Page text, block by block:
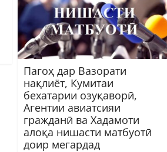
Пагоҳ дар Вазорати
нақлиёт, Кумитаи
бехатарии озуқаворӣ,
Агентии авиатсияи
гражданӣ ва Хадамоти
алоқа нишасти матбуотӣ
доир мегардад